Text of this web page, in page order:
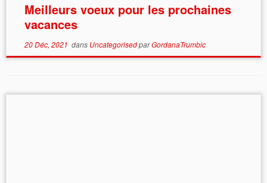
Meilleurs voeux pour les prochaines
vacances
20 Déc, 2021 dans UncategorisedparGordanaTrumbic